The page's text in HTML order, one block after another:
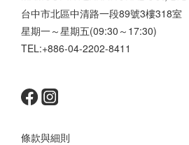
台中市北區中清路一段89號3樓318室
星期一～星期五(09:30～17:30)
TEL:+886-04-2202-8411
條款與細則